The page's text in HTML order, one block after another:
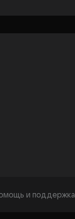
и поддержка